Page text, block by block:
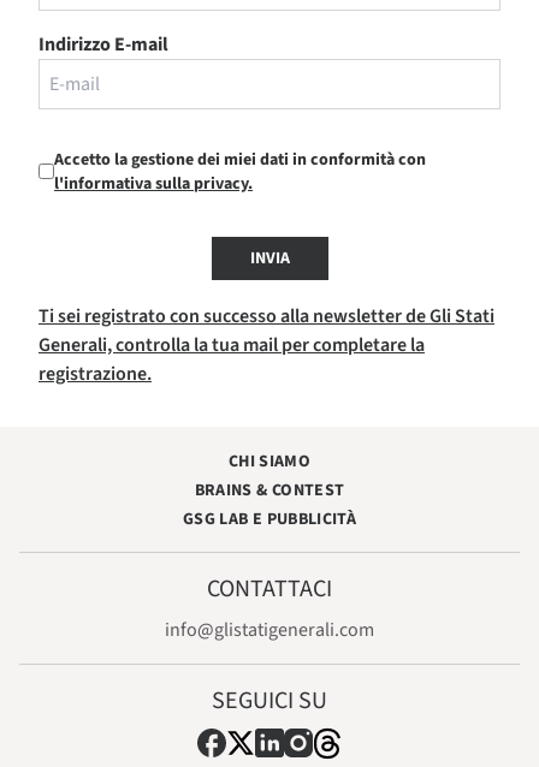
Indirizzo E-mail
Accetto la gestione dei miei dati in conformità con
l'informativa sulla privacy.
INVIA
Ti sei registrato con successo alla newsletter de Gli Stati
Generali, controlla la tua mail per completare la
registrazione.
CHI SIAMO
BRAINS & CONTEST
GSG LAB E PUBBLICITÀ
CONTATTACI
info@glistatigenerali.com
SEGUICI SU